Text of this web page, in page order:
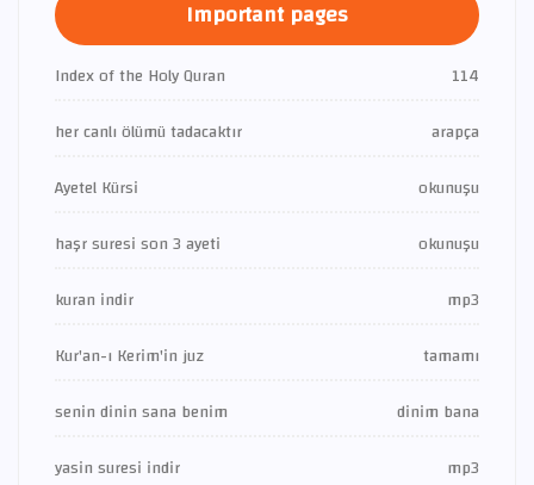
Important pages
Index of the Holy Quran
114
her canlı ölümü tadacaktır
arapça
Ayetel Kürsi
okunuşu
haşr suresi son 3 ayeti
okunuşu
kuran indir
mp3
Kur'an-ı Kerim'in juz
tamamı
senin dinin sana benim
dinim bana
yasin suresi indir
mp3